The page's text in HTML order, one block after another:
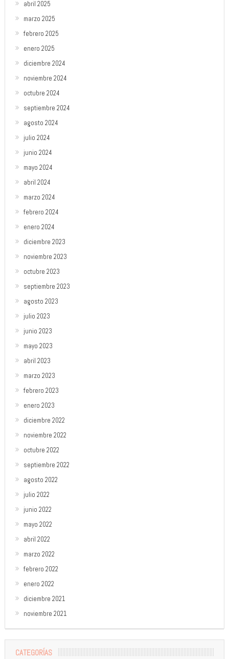
abril 2025
marzo 2025
febrero 2025
enero 2025
diciembre 2024
noviembre 2024
octubre 2024
septiembre 2024
agosto 2024
julio 2024
junio 2024
mayo 2024
abril 2024
marzo 2024
febrero 2024
enero 2024
diciembre 2023
noviembre 2023
octubre 2023
septiembre 2023
agosto 2023
julio 2023
junio 2023
mayo 2023
abril 2023
marzo 2023
febrero 2023
enero 2023
diciembre 2022
noviembre 2022
octubre 2022
septiembre 2022
agosto 2022
julio 2022
junio 2022
mayo 2022
abril 2022
marzo 2022
febrero 2022
enero 2022
diciembre 2021
noviembre 2021
CATEGORÍAS